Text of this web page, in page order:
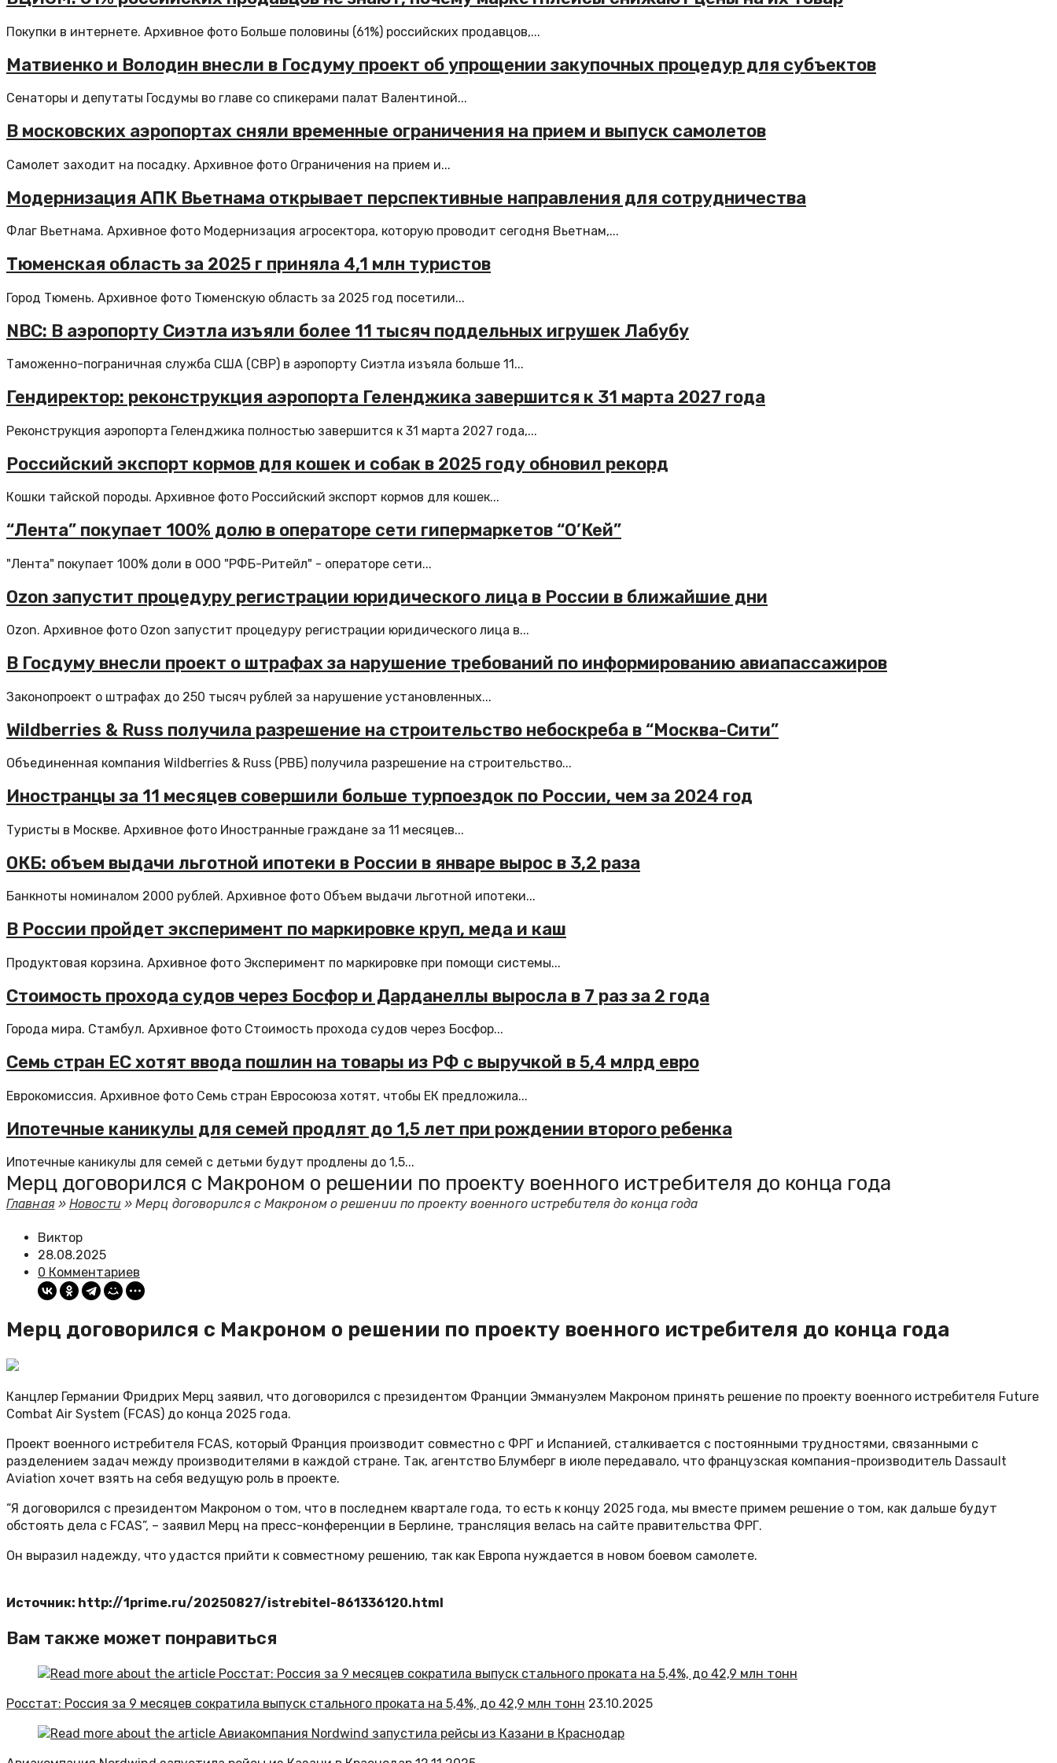
Покупки в интернете. Архивное фото Больше половины (61%) российских продавцов,...
Матвиенко и Володин внесли в Госдуму проект об упрощении закупочных процедур для субъектов
Сенаторы и депутаты Госдумы во главе со спикерами палат Валентиной...
В московских аэропортах сняли временные ограничения на прием и выпуск самолетов
Самолет заходит на посадку. Архивное фото Ограничения на прием и...
Модернизация АПК Вьетнама открывает перспективные направления для сотрудничества
Флаг Вьетнама. Архивное фото Модернизация агросектора, которую проводит сегодня Вьетнам,...
Тюменская область за 2025 г приняла 4,1 млн туристов
Город Тюмень. Архивное фото Тюменскую область за 2025 год посетили...
NBC: В аэропорту Сиэтла изъяли более 11 тысяч поддельных игрушек Лабубу
Таможенно-пограничная служба США (CBP) в аэропорту Сиэтла изъяла больше 11...
Гендиректор: реконструкция аэропорта Геленджика завершится к 31 марта 2027 года
Реконструкция аэропорта Геленджика полностью завершится к 31 марта 2027 года,...
Российский экспорт кормов для кошек и собак в 2025 году обновил рекорд
Кошки тайской породы. Архивное фото Российский экспорт кормов для кошек...
“Лента” покупает 100% долю в операторе сети гипермаркетов “О’Кей”
"Лента" покупает 100% доли в ООО "РФБ-Ритейл" - операторе сети...
Ozon запустит процедуру регистрации юридического лица в России в ближайшие дни
Ozon. Архивное фото Ozon запустит процедуру регистрации юридического лица в...
В Госдуму внесли проект о штрафах за нарушение требований по информированию авиапассажиров
Законопроект о штрафах до 250 тысяч рублей за нарушение установленных...
Wildberries & Russ получила разрешение на строительство небоскреба в “Москва-Сити”
Объединенная компания Wildberries & Russ (РВБ) получила разрешение на строительство...
Иностранцы за 11 месяцев совершили больше турпоездок по России, чем за 2024 год
Туристы в Москве. Архивное фото Иностранные граждане за 11 месяцев...
ОКБ: объем выдачи льготной ипотеки в России в январе вырос в 3,2 раза
Банкноты номиналом 2000 рублей. Архивное фото Объем выдачи льготной ипотеки...
В России пройдет эксперимент по маркировке круп, меда и каш
Продуктовая корзина. Архивное фото Эксперимент по маркировке при помощи системы...
Стоимость прохода судов через Босфор и Дарданеллы выросла в 7 раз за 2 года
Города мира. Стамбул. Архивное фото Стоимость прохода судов через Босфор...
Семь стран ЕС хотят ввода пошлин на товары из РФ с выручкой в 5,4 млрд евро
Еврокомиссия. Архивное фото Семь стран Евросоюза хотят, чтобы ЕК предложила...
Ипотечные каникулы для семей продлят до 1,5 лет при рождении второго ребенка
Ипотечные каникулы для семей с детьми будут продлены до 1,5...
Мерц договорился с Макроном о решении по проекту военного истребителя до конца года
Главная»Новости »Мерц договорился с Макроном о решении по проекту военного истребителя до конца года
Виктор
28.08.2025
0 Комментариев
Мерц договорился с Макроном о решении по проекту военного истребителя до конца года
Канцлер Германии Фридрих Мерц заявил, что договорился с президентом Франции Эммануэлем Макроном принять решение по проекту военного истребителя Future
Combat Air System (FCAS) до конца 2025 года.
Проект военного истребителя FCAS, который Франция производит совместно с ФРГ и Испанией, сталкивается с постоянными трудностями, связанными с
разделением задач между производителями в каждой стране. Так, агентство Блумберг в июле передавало, что французская компания-производитель Dassault
Aviation хочет взять на себя ведущую роль в проекте.
“Я договорился с президентом Макроном о том, что в последнем квартале года, то есть к концу 2025 года, мы вместе примем решение о том, как дальше будут
обстоять дела с FCAS”, – заявил Мерц на пресс-конференции в Берлине, трансляция велась на сайте правительства ФРГ.
Он выразил надежду, что удастся прийти к совместному решению, так как Европа нуждается в новом боевом самолете.
Источник: http://1prime.ru/20250827/istrebitel-861336120.html
Вам также может понравиться
Росстат: Россия за 9 месяцев сократила выпуск стального проката на 5,4%, до 42,9 млн тонн 23.10.2025